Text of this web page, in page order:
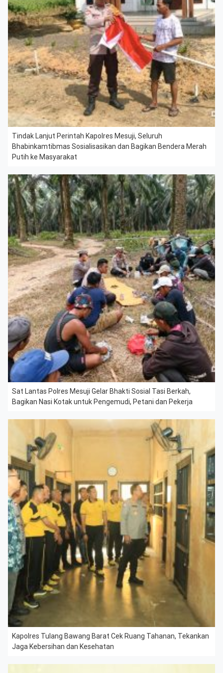
Tindak Lanjut Perintah Kapolres Mesuji, Seluruh
Bhabinkamtibmas Sosialisasikan dan Bagikan Bendera Merah
Putih ke Masyarakat
Sat Lantas Polres Mesuji Gelar Bhakti Sosial Tasi Berkah,
Bagikan Nasi Kotak untuk Pengemudi, Petani dan Pekerja
Kapolres Tulang Bawang Barat Cek Ruang Tahanan, Tekankan
Jaga Kebersihan dan Kesehatan